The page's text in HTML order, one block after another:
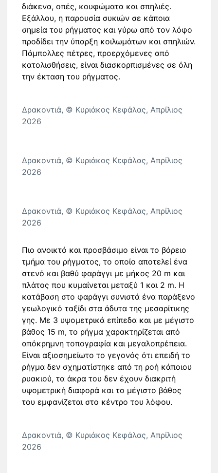
διάκενα, οπές, κουφώματα και σπηλιές.
Εξάλλου, η παρουσία συκιών σε κάποια
σημεία του ρήγματος και γύρω από τον λόφο
προδίδει την ύπαρξη κοιλωμάτων και σπηλιών.
Πάμπολλες πέτρες, προερχόμενες από
κατολισθήσεις, είναι διασκορπισμένες σε όλη
την έκταση του ρήγματος.
Δρακοντιά, © Κυριάκος Κεφάλας, Απρίλιος
2026
Δρακοντιά, © Κυριάκος Κεφάλας, Απρίλιος
2026
Δρακοντιά, © Κυριάκος Κεφάλας, Απρίλιος
2026
Πιο ανοικτό και προσβάσιμο είναι το βόρειο
τμήμα του ρήγματος, το οποίο αποτελεί ένα
στενό και βαθύ φαράγγι με μήκος 20 m και
πλάτος που κυμαίνεται μεταξύ 1 και 2 m. Η
κατάβαση στο φαράγγι συνιστά ένα παράξενο
γεωλογικό ταξίδι στα άδυτα της μεσαρίτικης
γης. Με 3 υψομετρικά επίπεδα και με μέγιστο
βάθος 15 m, το ρήγμα χαρακτηρίζεται από
απόκρημνη τοπογραφία και μεγαλοπρέπεια.
Είναι αξιοσημείωτο το γεγονός ότι επειδή το
ρήγμα δεν σχηματίστηκε από τη ροή κάποιου
ρυακιού, τα άκρα του δεν έχουν διακριτή
υψομετρική διαφορά και το μέγιστο βάθος
του εμφανίζεται στο κέντρο του λόφου.
Δρακοντιά, © Κυριάκος Κεφάλας, Απρίλιος
2026